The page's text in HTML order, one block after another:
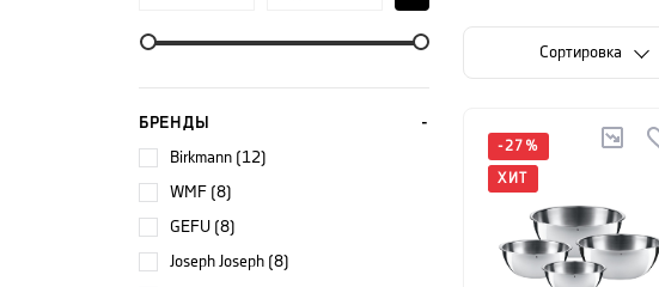
БРЕНДЫ
Birkmann (12)
WMF (8)
GEFU (8)
Joseph Joseph (8)
Cортировка
-27 %
ХИТ